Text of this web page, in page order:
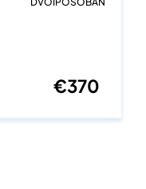
€370